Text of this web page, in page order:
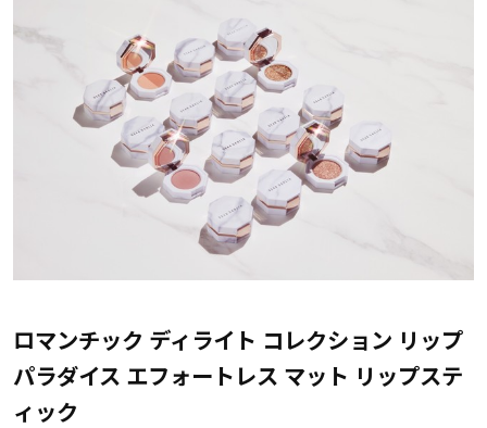
ロマンチック ディライト コレクション リップ
パラダイス エフォートレス マット リップステ
ィック